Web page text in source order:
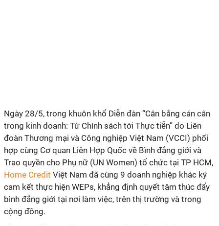
Ngày 28/5, trong khuôn khổ Diễn đàn “Cân bằng cán cân
trong kinh doanh: Từ Chính sách tới Thực tiễn” do Liên
đoàn Thương mại và Công nghiệp Việt Nam (VCCI) phối
hợp cùng Cơ quan Liên Hợp Quốc về Bình đẳng giới và
Trao quyền cho Phụ nữ (UN Women) tổ chức tại TP HCM,
Home Credit Việt Nam đã cùng 9 doanh nghiệp khác ký
cam kết thực hiện WEPs, khẳng định quyết tâm thúc đẩy
bình đẳng giới tại nơi làm việc, trên thị trường và trong
cộng đồng.